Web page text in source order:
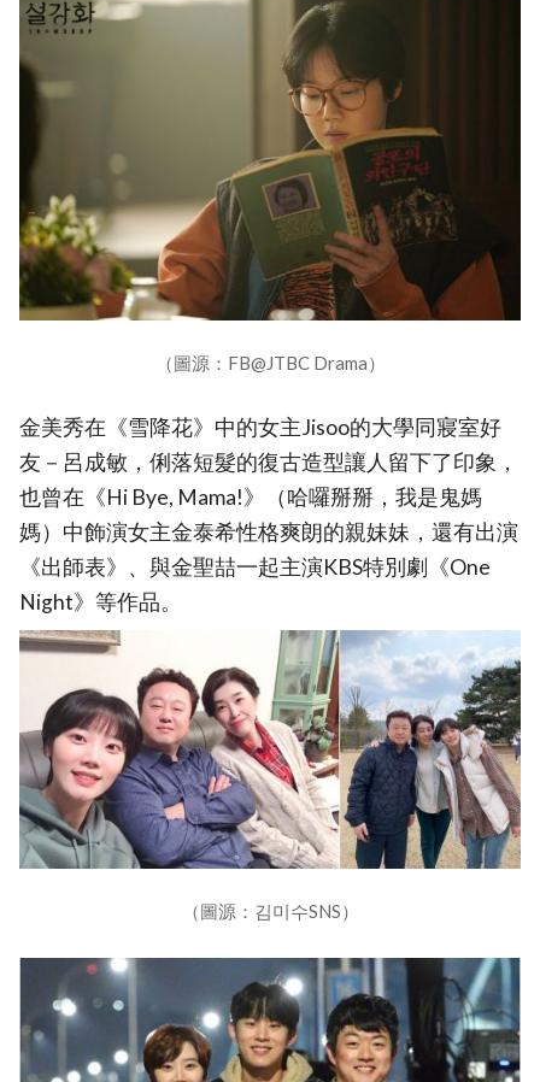
（圖源：FB@JTBC Drama）
金美秀在《雪降花》中的女主Jisoo的大學同寢室好
友－呂成敏，俐落短髮的復古造型讓人留下了印象，
也曾在《Hi Bye, Mama!》（哈囉掰掰，我是鬼媽
媽）中飾演女主金泰希性格爽朗的親妹妹，還有出演
《出師表》、與金聖喆一起主演KBS特別劇《One
Night》等作品。
（圖源：김미수SNS）